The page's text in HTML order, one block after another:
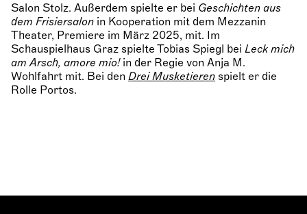
Salon Stolz. Außerdem spielte er bei Geschichten aus
dem Frisiersalon in Kooperation mit dem Mezzanin
Theater, Premiere im März 2025, mit. Im
Schauspielhaus Graz spielte Tobias Spiegl bei Leck mich
am Arsch, amore mio!in der Regie von Anja M.
Wohlfahrt mit. Bei den Drei Musketieren spielt er die
Rolle Portos.